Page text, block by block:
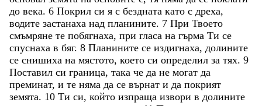
до века. 6 Покрил си я с бездната като с дреха,
водите застанаха над планините. 7 При Твоето
смъмряне те побягнаха, при гласа на гърма Ти се
спуснаха в бяг. 8 Планините се издигнаха, долините
се снишиха на мястото, което си определил за тях. 9
Поставил си граница, така че да не могат да
преминат, и те няма да се върнат и да покрият
земята. 10 Ти си, който изпраща извори в долините